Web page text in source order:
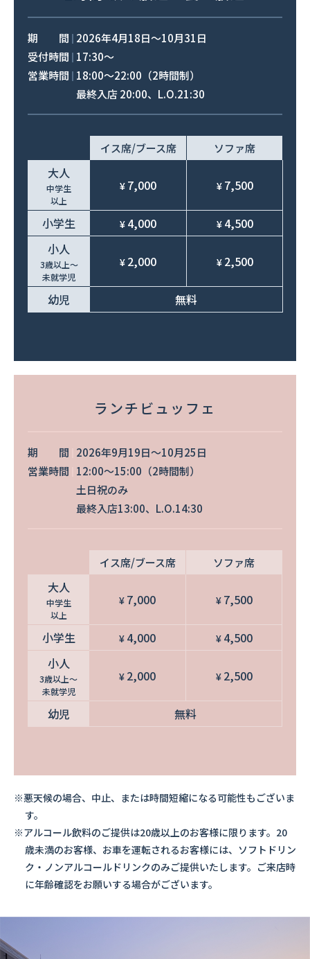
期 間 2026年4月18日〜10月31日
受付時間 17:30〜
営業時間 18:00〜22:00（2時間制）
最終入店 20:00、L.O.21:30
イス席/ブース席 ソファ席
大人
中学生
以上
¥ 7,000 ¥ 7,500
小学生 ¥ 4,000 ¥ 4,500
小人
3歳以上～
未就学児
¥ 2,000 ¥ 2,500
幼児 無料
ランチビュッフェ
期 間 2026年9月19日〜10月25日
営業時間 12:00〜15:00（2時間制）
土日祝のみ
最終入店13:00、L.O.14:30
イス席/ブース席 ソファ席
大人
中学生
以上
¥ 7,000 ¥ 7,500
小学生 ¥ 4,000 ¥ 4,500
小人
3歳以上～
未就学児
¥ 2,000 ¥ 2,500
幼児 無料
悪天候の場合、中止、または時間短縮になる可能性もございま
す。
アルコール飲料のご提供は20歳以上のお客様に限ります。20
歳未満のお客様、お車を運転されるお客様には、ソフトドリン
ク・ノンアルコールドリンクのみご提供いたします。ご来店時
に年齢確認をお願いする場合がございます。